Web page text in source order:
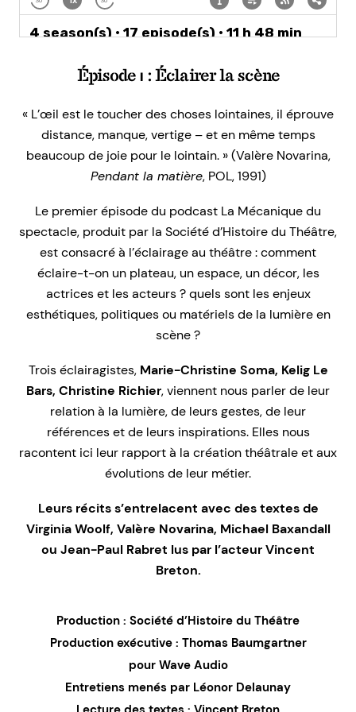
Épisode 1 : Éclairer la scène
« L’œil est le toucher des choses lointaines, il éprouve
distance, manque, vertige – et en même temps
beaucoup de joie pour le lointain. » (Valère Novarina,
Pendant la matière, POL, 1991)
Le premier épisode du podcast La Mécanique du
spectacle, produit par la Société d’Histoire du Théâtre,
est consacré à l’éclairage au théâtre : comment
éclaire-t-on un plateau, un espace, un décor, les
actrices et les acteurs ? quels sont les enjeux
esthétiques, politiques ou matériels de la lumière en
scène ?
Trois éclairagistes, Marie-Christine Soma, Kelig Le
Bars, Christine Richier, viennent nous parler de leur
relation à la lumière, de leurs gestes, de leur
références et de leurs inspirations. Elles nous
racontent ici leur rapport à la création théâtrale et aux
évolutions de leur métier.
Leurs récits s’entrelacent avec des textes de
Virginia Woolf, Valère Novarina, Michael Baxandall
ou Jean-Paul Rabret lus par l’acteur Vincent
Breton.
Production : Société d’Histoire du Théâtre
Production exécutive : Thomas Baumgartner
pour Wave Audio
Entretiens menés par Léonor Delaunay